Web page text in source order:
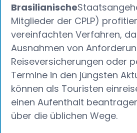
Brasilianische
Mitglieder der CPLP)
vereinfachten Verfahren,
Ausnahmen von
Reiseversicherungen oder
Termine in den jüngsten
können als Touristen
einen Aufenthalt
über die üblichen Wege.